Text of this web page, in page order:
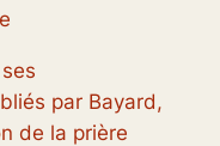
par Bayard,
de la prière